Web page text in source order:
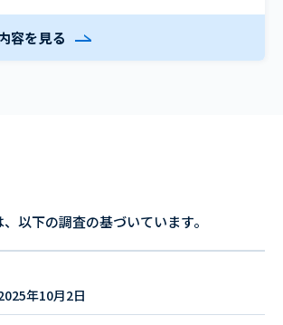
容を見る
以下の調査の基づいています。
年10月2日